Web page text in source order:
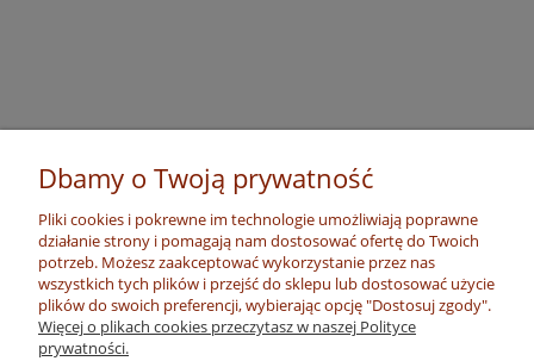
Dbamy o Twoją prywatność
Pliki cookies i pokrewne im technologie umożliwiają poprawne
działanie strony i pomagają nam dostosować ofertę do Twoich
potrzeb. Możesz zaakceptować wykorzystanie przez nas
wszystkich tych plików i przejść do sklepu lub dostosować użycie
plików do swoich preferencji, wybierając opcję "Dostosuj zgody".
Więcej o plikach cookies przeczytasz w naszej Polityce
prywatności.